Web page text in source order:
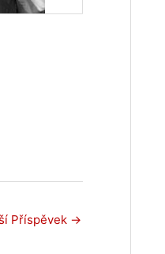
Příspěvek →